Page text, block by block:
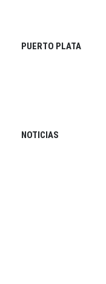
PUERTO PLATA
NOTICIAS